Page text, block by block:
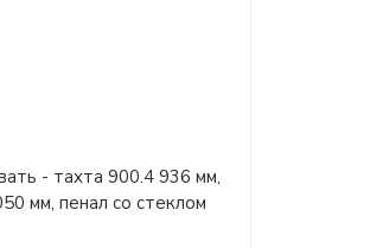
- тахта 900.4 936 мм,
мм, пенал со стеклом